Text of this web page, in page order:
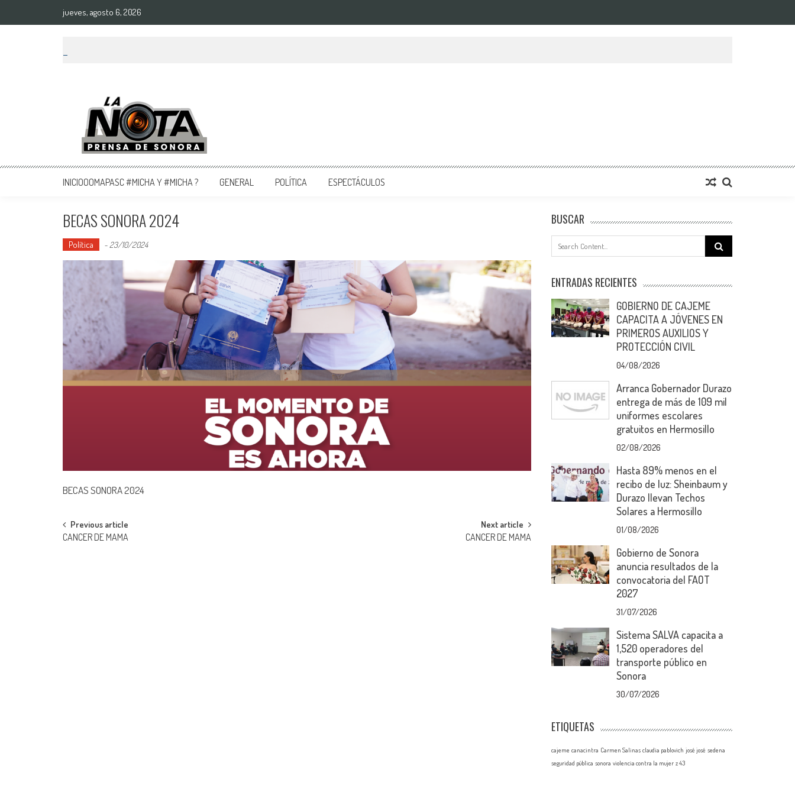
jueves, agosto 6, 2026
La Nota Prensa De Sonora
Noticias del día
INICIOOOMAPASC #MICHA Y #MICHA ? GENERAL POLÍTICA ESPECTÁCULOS
BECAS SONORA 2024
Política - 23/10/2024
BECAS SONORA 2024
Post
Previous article
CANCER DE MAMA
Next article
CANCER DE MAMA
BUSCAR
Search
for:
ENTRADAS RECIENTES
GOBIERNO DE CAJEME
CAPACITA A JÓVENES EN
PRIMEROS AUXILIOS Y
PROTECCIÓN CIVIL
04/08/2026
Arranca Gobernador Durazo
entrega de más de 109 mil
uniformes escolares
gratuitos en Hermosillo
02/08/2026
Hasta 89% menos en el
recibo de luz: Sheinbaum y
Durazo llevan Techos
Solares a Hermosillo
01/08/2026
Gobierno de Sonora
anuncia resultados de la
convocatoria del FAOT
2027
31/07/2026
Sistema SALVA capacita a
1,520 operadores del
transporte público en
Sonora
30/07/2026
ETIQUETAS
cajeme canacintra Carmen Salinas claudia pablovich josé josé sedena
seguridad pública sonora violencia contra la mujer z 43